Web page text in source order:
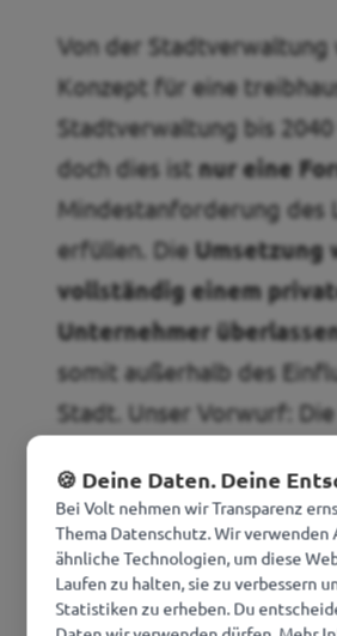
Von der Stadtverwaltung
Konzept für eine
Stadtverwaltung bis
doch dies ist nur eine
Mindestanforderung des
erfüllen. Die Umsetzung
vollständig einem
Unternehmer
somit außerhalb des
Stadt. Unser Vorwurf: Die
selbstgesteckte Ziel der
Treibhausgasneutralität
einem satirischen Antrag
gemeinsame Ratsgruppe
🍪 Deine Daten. Deine
Bei Volt nehmen wir Transparenz
Thema Datenschutz. Wir verwenden
ähnliche Technologien, um diese
Laufen zu halten, sie zu verbessern
Statistiken zu erheben. Du